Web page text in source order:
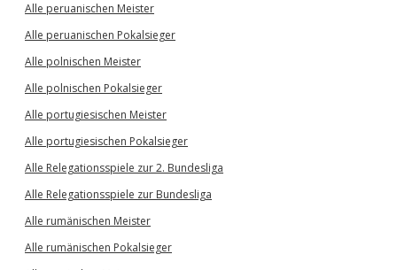
Alle peruanischen Meister
Alle peruanischen Pokalsieger
Alle polnischen Meister
Alle polnischen Pokalsieger
Alle portugiesischen Meister
Alle portugiesischen Pokalsieger
Alle Relegationsspiele zur 2. Bundesliga
Alle Relegationsspiele zur Bundesliga
Alle rumänischen Meister
Alle rumänischen Pokalsieger